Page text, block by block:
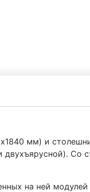
мм) и
Со
на ней